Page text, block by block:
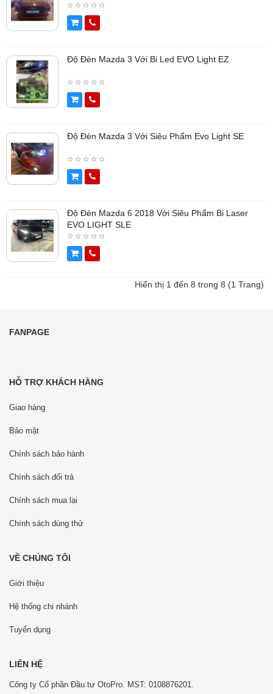
Độ Đèn Mazda 3 Với Bi Led EVO Light EZ
Độ Đèn Mazda 3 Với Siêu Phẩm Evo Light SE
Độ Đèn Mazda 6 2018 Với Siêu Phẩm Bi Laser
EVO LIGHT SLE
Hiển thị 1 đến 8 trong 8 (1 Trang)
FANPAGE
HỖ TRỢ KHÁCH HÀNG
Giao hàng
Bảo mật
Chính sách bảo hành
Chính sách đổi trả
Chính sách mua lại
Chính sách dùng thử
VỀ CHÚNG TÔI
Giới thiệu
Hệ thống chi nhánh
Tuyển dụng
LIÊN HỆ
Công ty Cổ phần Đầu tư OtoPro. MST: 0108876201.